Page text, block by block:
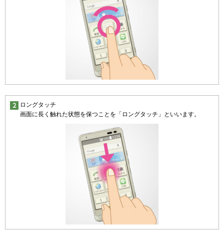
ロングタッチ
画面に長く触れた状態を保つことを「ロングタッチ」といいます。